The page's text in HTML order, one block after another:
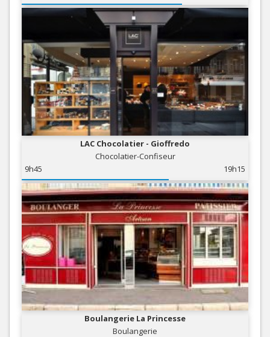
LAC Chocolatier - Gioffredo
Chocolatier-Confiseur
9h45
19h15
Boulangerie La Princesse
Boulangerie